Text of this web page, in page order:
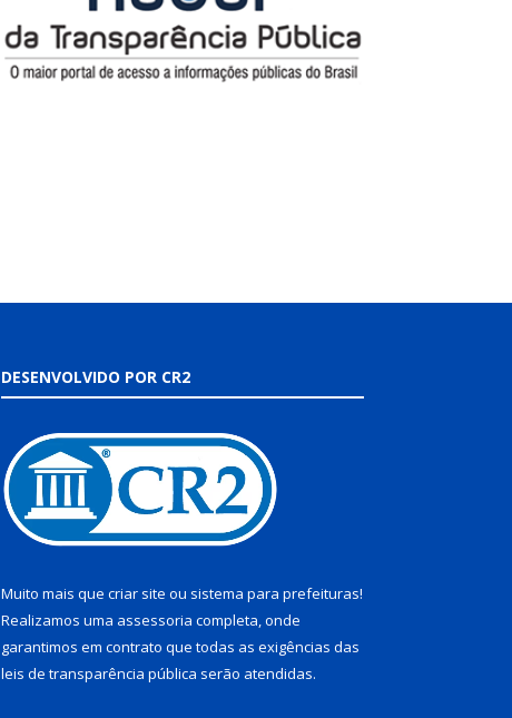
DESENVOLVIDO POR CR2
Muito mais que criar site ou sistema para prefeituras!
Realizamos uma assessoria completa, onde
garantimos em contrato que todas as exigências das
leis de transparência pública serão atendidas.